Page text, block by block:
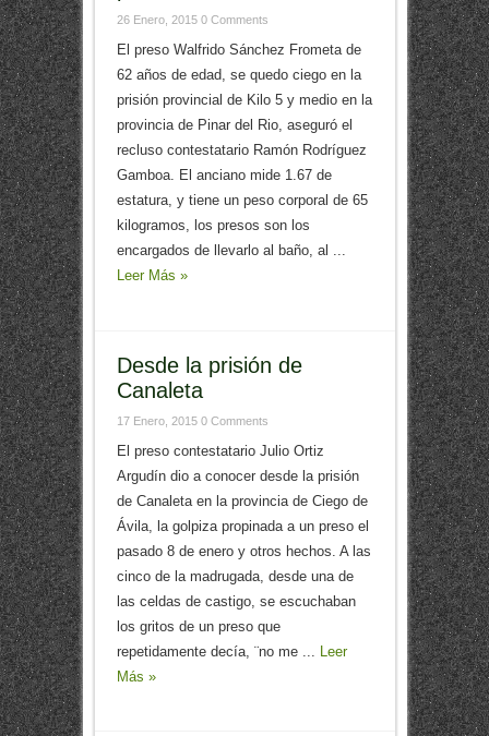
26 Enero, 2015 0 Comments
El preso Walfrido Sánchez Frometa de
62 años de edad, se quedo ciego en la
prisión provincial de Kilo 5 y medio en la
provincia de Pinar del Rio, aseguró el
recluso contestatario Ramón Rodríguez
Gamboa. El anciano mide 1.67 de
estatura, y tiene un peso corporal de 65
kilogramos, los presos son los
encargados de llevarlo al baño, al ...
Leer Más »
Desde la prisión de
Canaleta
17 Enero, 2015 0 Comments
El preso contestatario Julio Ortiz
Argudín dio a conocer desde la prisión
de Canaleta en la provincia de Ciego de
Ávila, la golpiza propinada a un preso el
pasado 8 de enero y otros hechos. A las
cinco de la madrugada, desde una de
las celdas de castigo, se escuchaban
los gritos de un preso que
repetidamente decía, ¨no me ... Leer
Más »